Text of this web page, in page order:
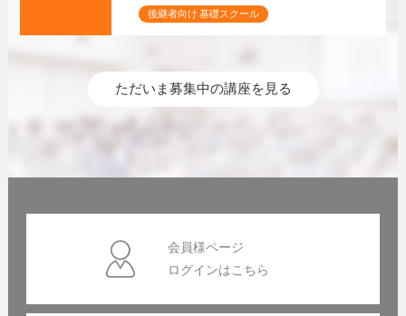
後継者向け 基礎スクール
ただいま募集中の講座を見る
会員様ページ
ログインはこちら